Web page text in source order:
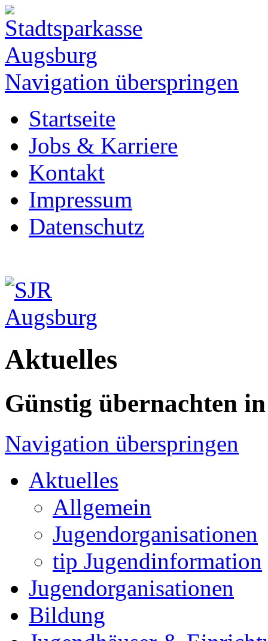
Navigation überspringen
Startseite
Jobs & Karriere
Kontakt
Impressum
Datenschutz
Aktuelles
Günstig übernachten
Navigation überspringen
Aktuelles
Allgemein
Jugendorganisationen
tip Jugendinformation
Jugendorganisationen
Bildung